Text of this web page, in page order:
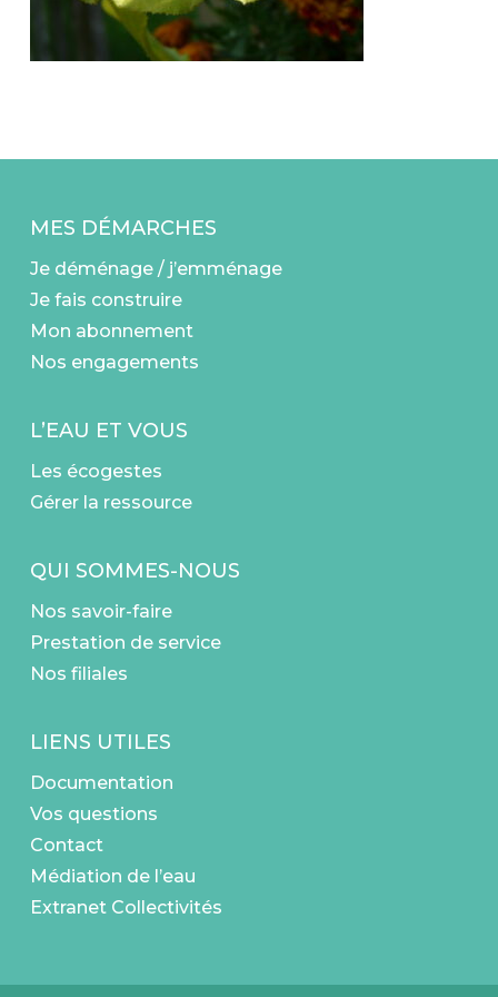
MES DÉMARCHES
Je déménage / j’emménage
Je fais construire
Mon abonnement
Nos engagements
L’EAU ET VOUS
Les écogestes
Gérer la ressource
QUI SOMMES-NOUS
Nos savoir-faire
Prestation de service
Nos filiales
LIENS UTILES
Documentation
Vos questions
Contact
Médiation de l’eau
Extranet Collectivités